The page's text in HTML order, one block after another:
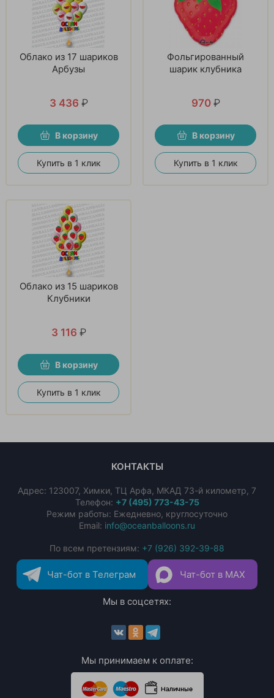
Облако из 17 шариков
Арбузы
3 436 ₽
В корзину
Купить в 1 клик
Фольгированный
шарик клубника
970 ₽
В корзину
Купить в 1 клик
Облако из 15 шариков
Клубники
3 116 ₽
В корзину
Купить в 1 клик
КОНТАКТЫ
Адрес: 123007, Химки, ТЦ Арфа, МКАД 73-й километр, 7
Телефон: +7 (495) 773-43-75
Режим работы: Ежедневно, круглосуточно
Email: info@oceanballoons.ru
По всем претензиям: +7 (926) 392-39-88
Чат-бот в Телеграм Чат-бот в MAX
Мы в соцсетях:
Мы принимаем к оплате: